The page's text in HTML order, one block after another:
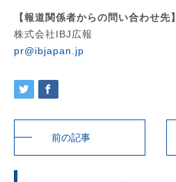
【報道関係者からの問い合わせ先】
株式会社IBJ広報
pr@ibjapan.jp
前の記事